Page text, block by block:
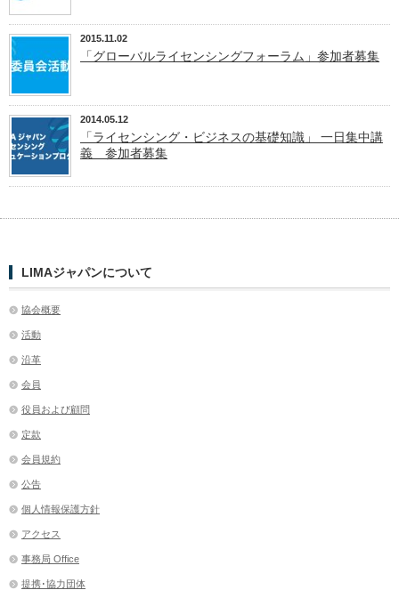
2015.11.02
「グローバルライセンシングフォーラム」参加者募集
2014.05.12
「ライセンシング・ビジネスの基礎知識」 一日集中講
義 参加者募集
LIMAジャパンについて
協会概要
活動
沿革
会員
役員および顧問
定款
会員規約
公告
個人情報保護方針
アクセス
事務局 Office
提携･協力団体